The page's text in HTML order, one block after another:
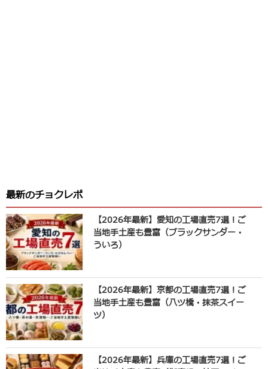
最新のチョクレポ
【2026年最新】愛知の工場直売7選！ご
当地手土産も豊富（ブラックサンダー・
ういろ）
【2026年最新】京都の工場直売7選！ご
当地手土産も豊富（八ツ橋・抹茶スイー
ツ）
【2026年最新】兵庫の工場直売7選！ご